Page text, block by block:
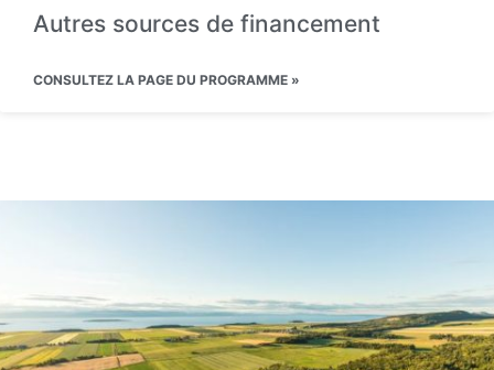
Autres sources de financement
CONSULTEZ LA PAGE DU PROGRAMME »